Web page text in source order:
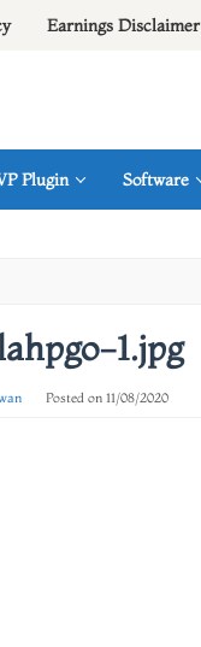
Earnings Disclaimer
Plugin Software
1.jpg
Posted on 11/08/2020